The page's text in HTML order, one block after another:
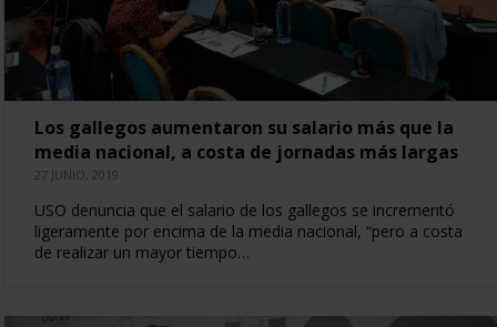
Los gallegos aumentaron su salario más que la
media nacional, a costa de jornadas más largas
27 JUNIO, 2019
USO denuncia que el salario de los gallegos se incrementó
ligeramente por encima de la media nacional, “pero a costa
de realizar un mayor tiempo…